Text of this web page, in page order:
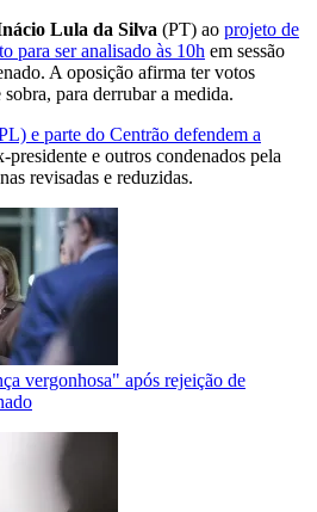
Lula da Silva (PT) ao projeto de
para ser analisado às 10h em sessão
A oposição afirma ter votos
para derrubar a medida.
e parte do Centrão defendem a
presidente e outros condenados pela
revisadas e reduzidas.
vergonhosa" após rejeição de